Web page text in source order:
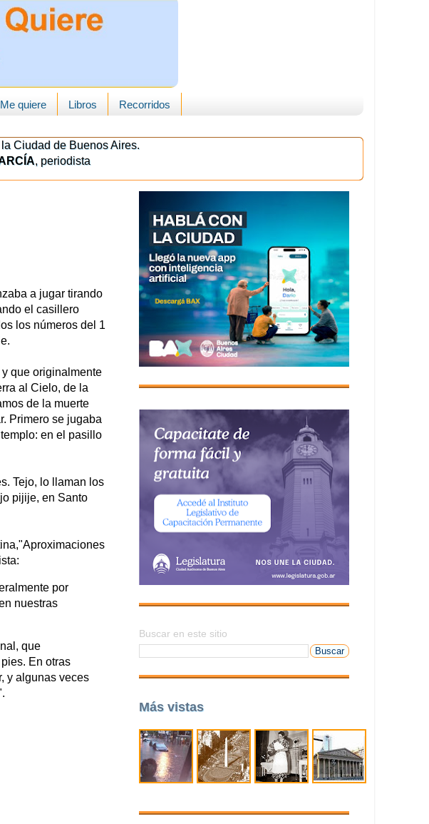
Me quiere Libros Recorridos
Ciudad de Buenos Aires.
, periodista
a jugar tirando
el casillero
los números del 1
que originalmente
al Cielo, de la
de la muerte
Primero se jugaba
en el pasillo
Tejo, lo llaman los
pijije, en Santo
por
nuestras
que
En otras
y algunas veces
Buscar en este sitio
Más vistas